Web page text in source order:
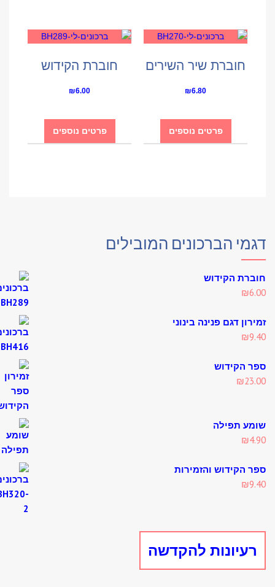
חוברת שיר השירים
₪
פרטים נוספים
חוברת הקידוש
₪
פרטים נוספים
הברכונים המובילים
הקידוש
₪
דגם פנינה בינוני
₪
הקידוש
₪
תפילה
₪
הקידוש והזמירות
₪
להקדשה